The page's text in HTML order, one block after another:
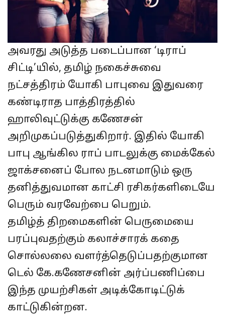
அவரது அடுத்த படைப்பான‌ ‘டிராப்
சிட்டி’யில், தமிழ் நகைச்சுவை
நட்சத்திரம் யோகி பாபுவை இதுவரை
கண்டிராத பாத்திரத்தில்
ஹாலிவுட்டுக்கு கணேசன்
அறிமுகப்படுத்துகிறார். இதில் யோகி
பாபு ஆங்கில ராப் பாடலுக்கு மைக்கேல்
ஜாக்சனைப் போல நடனமாடும் ஒரு
தனித்துவமான காட்சி ரசிகர்களிடையே
பெரும் வரவேற்பை பெறும்.
தமிழ்த் திறமைகளின் பெருமையை
பரப்புவதற்கும் கலாச்சாரக் கதை
சொல்லலை வளர்த்தெடுப்பதற்குமான‌
டெல் கே.கணேசனின் அர்ப்பணிப்பை
இந்த முயற்சிகள் அடிக்கோடிட்டுக்
காட்டுகின்றன.